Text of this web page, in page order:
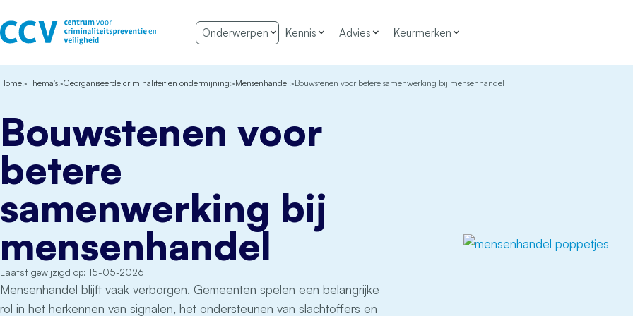
Onderwerpen Kennis Advies Keurmerken
Home Thema's Georganiseerde criminaliteit en ondermijning Mensenhandel Bouwstenen voor betere samenwerking bij mensenhandel
Bouwstenen voor
betere
samenwerking bij
mensenhandel
Laatst gewijzigd op: 15-05-2026
Mensenhandel blijft vaak verborgen. Gemeenten spelen een belangrijke
rol in het herkennen van signalen, het ondersteunen van slachtoffers en